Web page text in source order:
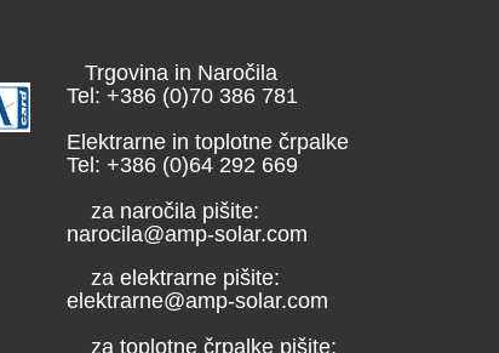
Trgovina in Naročila
Tel: +386 (0)70 386 781
Elektrarne in toplotne črpalke
Tel: +386 (0)64 292 669
za naročila pišite:
narocila@amp-solar.com
za elektrarne pišite:
elektrarne@amp-solar.com
za toplotne črpalke pišite: